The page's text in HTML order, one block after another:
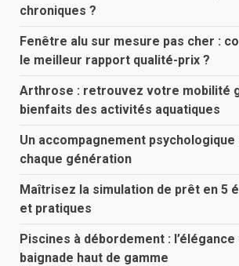
chroniques ?
Fenêtre alu sur mesure pas cher :
le meilleur rapport qualité-prix ?
Arthrose : retrouvez votre mobilité
bienfaits des activités aquatiques
Un accompagnement psychologique
chaque génération
Maîtrisez la simulation de prêt en 5
et pratiques
Piscines à débordement :
baignade haut de gamme